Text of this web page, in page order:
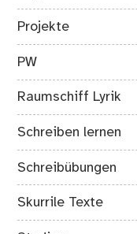
Projekte
PW
Raumschiff Lyrik
Schreiben lernen
Schreibübungen
Skurrile Texte